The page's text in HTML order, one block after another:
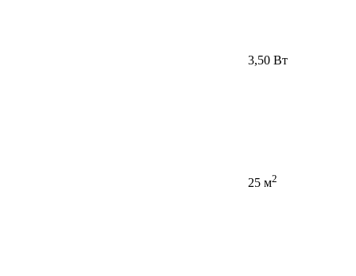
3,50 Вт
25 м2